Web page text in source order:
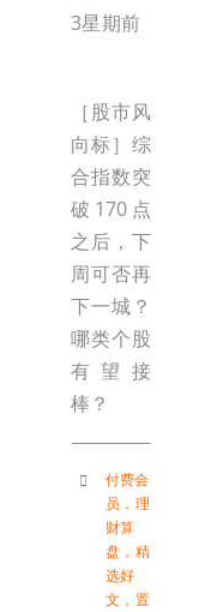
3星期前
［股市风
向标］综
合指数突
破170点
之后，下
周可否再
下一城？
哪类个股
有望接
棒？
付费会
员 ， 理
财算
盘 ， 精
选好
文 ， 置